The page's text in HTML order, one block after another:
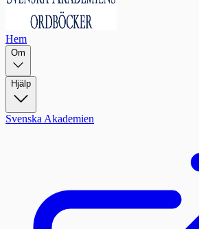
Hem
Om
Hjälp
Svenska Akademien